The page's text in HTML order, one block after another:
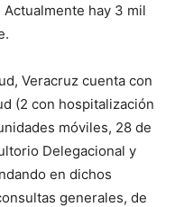
hay 3 mil
Veracruz cuenta con
(2 con hospitalización
móviles, 28 de
Delegacional y
en dichos
generales, de